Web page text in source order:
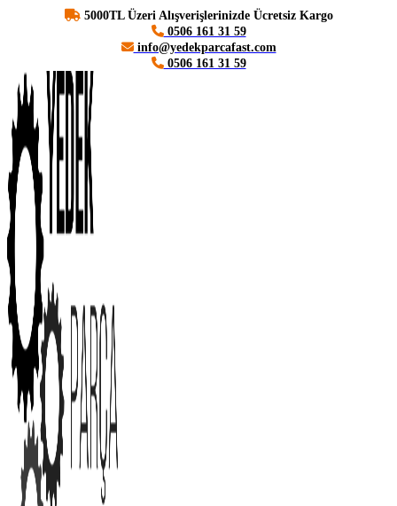
5000TL Üzeri Alışverişlerinizde Ücretsiz Kargo
0506 161 31 59
info@yedekparcafast.com
0506 161 31 59